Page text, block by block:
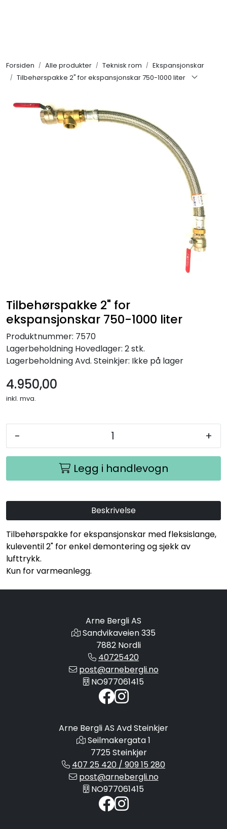
Forsiden Alle produkter Teknisk rom
Ekspansjonskar
Tilbehørspakke 2" for ekspansjonskar 750-1000 liter
Tilbehørspakke 2" for
ekspansjonskar 750-1000 liter
Produktnummer: 7570
Lagerbeholdning Hovedlager: 2 stk.
LagerbeholdningAvd. Steinkjer: Ikke på lager
4.950,00
inkl. mva.
- +
Legg i handlevogn
Beskrivelse
Tilbehørspakke for ekspansjonskar med fleksislange,
kuleventil 2" for enkel demontering og sjekk av
lufttrykk.
Kun for varmeanlegg.
Arne Bergli AS
Sandvikaveien 335
7882 Nordli
40725420
post@arnebergli.no
NO977061415
Arne Bergli AS Avd Steinkjer
Seilmakergata 1
7725 Steinkjer
407 25 420 / 909 15 280
post@arnebergli.no
NO977061415
KAMPANJER
Søk om proffkundekonto